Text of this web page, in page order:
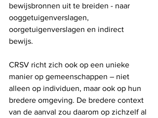
bewijsbronnen uit te breiden - naar
ooggetuigenverslagen,
oorgetuigenverslagen en indirect
bewijs.
CRSV richt zich ook op een unieke
manier op gemeenschappen – niet
alleen op individuen, maar ook op hun
bredere omgeving. De bredere context
van de aanval zou daarom op zichzelf al